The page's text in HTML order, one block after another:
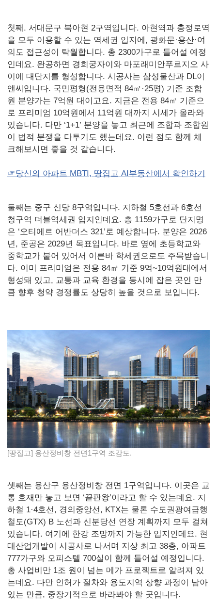
첫째. 서대문구 북아현 2구역입니다. 아현역과 충정로역
을 모두 이용할 수 있는 역세권 입지에, 광화문·용산·여
의도 접근성이 탁월합니다. 총 2300가구로 들어설 예정
인데요. 완공하면 경희궁자이와 마포래미안푸르지오 사
이에 대단지를 형성합니다. 시공사는 삼성물산과 DL이
앤씨입니다. 국민평형(전용면적 84㎡·25평) 기준 조합
원 분양가는 7억원 대이고요. 지금은 전용 84㎡ 기준으
로 프리미엄 10억원에서 11억원 대까지 시세가 올라와
있습니다. 다만 ‘1+1’ 분양을 놓고 최근에 조합과 조합원
이 법적 분쟁을 다투기도 했는데요. 이런 점도 함께 체
크해보시면 좋을 것 같습니다.
☞당신의 아파트 MBTI, 땅집고 AI부동산에서 확인하기
둘째는 중구 신당 8구역입니다. 지하철 5호선과 6호선
청구역 더블역세권 입지인데요. 총 1159가구로 단지명
은 ‘오티에르 어반더스 321’로 예상합니다. 분양은 2026
년, 준공은 2029년 목표입니다. 바로 옆에 초등학교와
중학교가 붙어 있어서 이른바 학세권으로도 주목받습니
다. 이미 프리미엄은 전용 84㎡ 기준 9억~10억원대에서
형성돼 있고, 교통과 교육 환경을 동시에 잡은 곳인 만
큼 향후 청약 경쟁률도 상당히 높을 것으로 보입니다.
[땅집고] 용산정비창 전면1구역 조감도.
셋째는 용산구 용산정비창 전면 1구역입니다. 이곳은 교
통 호재만 놓고 보면 ‘끝판왕’이라고 할 수 있는데요. 지
하철 1·4호선, 경의중앙선, KTX는 물론 수도권광여급행
철도(GTX) B 노선과 신분당선 연장 계획까지 모두 걸쳐
있습니다. 여기에 한강 조망까지 가능한 입지인데요. 현
대산업개발이 시공사로 나서며 지상 최고 38층, 아파트
777가구와 오피스텔 700실이 함께 들어설 예정입니다.
총 사업비만 1조 원이 넘는 메가 프로젝트로 알려져 있
는데요. 다만 인허가 절차와 용도지역 상향 과정이 남아
있는 만큼, 중장기적으로 바라봐야 할 곳입니다.